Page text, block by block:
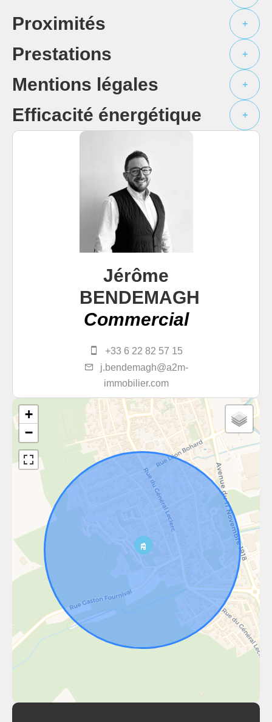
Proximités
+
Prestations +
Mentions légales +
Efficacité énergétique +
Jérôme
BENDEMAGH
Commercial
+33 6 22 82 57 15
j.bendemagh@a2m-
immobilier.com
+
−